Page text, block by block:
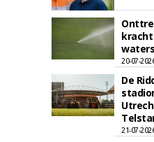
kracht
20-07-
De
21-07-